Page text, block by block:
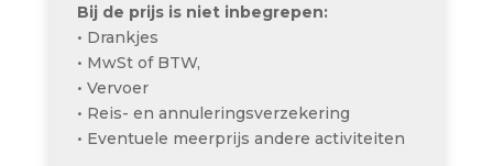
Bij de prijs is niet inbegrepen:
• Drankjes
• MwSt of BTW,
• Vervoer
• Reis- en annuleringsverzekering
• Eventuele meerprijs andere activiteiten